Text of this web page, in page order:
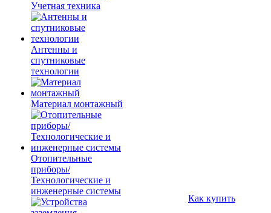
Учетная техника
Антенны и
спутниковые
технологии
Материал монтажный
Отопительные
приборы/
Технологические и
инженерные системы
Как купить